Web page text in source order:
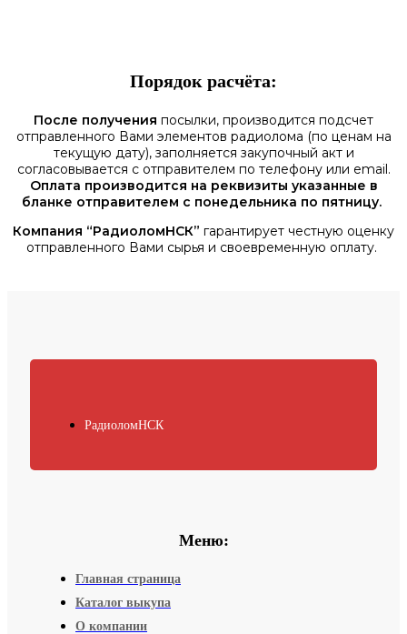
Порядок расчёта:
После получения посылки, производится подсчет
отправленного Вами элементов радиолома (по ценам на
текущую дату), заполняется закупочный акт и
согласовывается с отправителем по телефону или email.
Оплата производится на реквизиты указанные в
бланке отправителем с понедельника по пятницу.
Компания “РадиоломНСК” гарантирует честную оценку
отправленного Вами сырья и своевременную оплату.
РадиоломНСК
Меню:
Главная страница
Каталог выкупа
О компании